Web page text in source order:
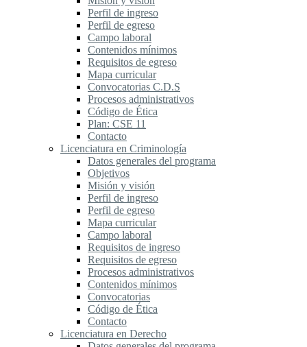
Perfil de ingreso
Perfil de egreso
Campo laboral
Contenidos mínimos
Requisitos de egreso
Mapa curricular
Convocatorias C.D.S
Procesos administrativos
Código de Ética
Plan: CSE 11
Contacto
Licenciatura en Criminología
Datos generales del programa
Objetivos
Misión y visión
Perfil de ingreso
Perfil de egreso
Mapa curricular
Campo laboral
Requisitos de ingreso
Requisitos de egreso
Procesos administrativos
Contenidos mínimos
Convocatorias
Código de Ética
Contacto
Licenciatura en Derecho